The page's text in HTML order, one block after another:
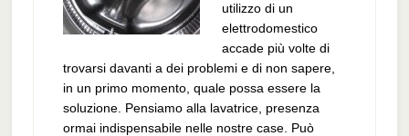
utilizzo di un
elettrodomestico
accade più volte di
trovarsi davanti a dei problemi e di non sapere,
in un primo momento, quale possa essere la
soluzione. Pensiamo alla lavatrice, presenza
ormai indispensabile nelle nostre case. Può